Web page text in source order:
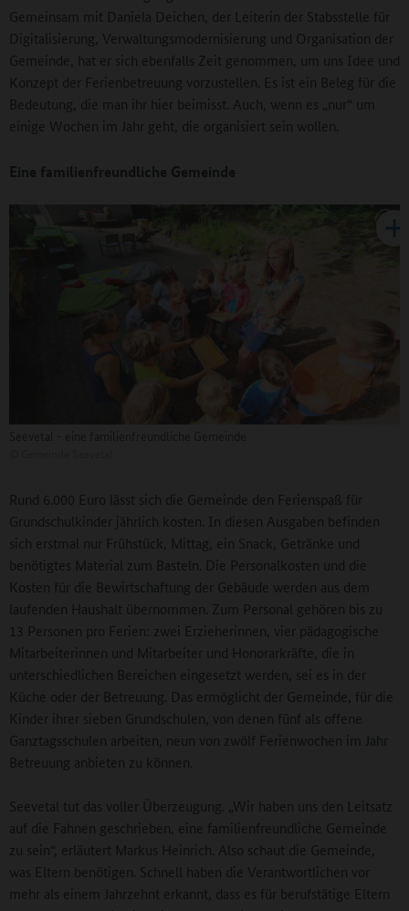
Gemeinsam mit Daniela Deichen, der Leiterin der Stabsstelle für
Digitalisierung, Verwaltungsmodernisierung und Organisation der
Gemeinde, hat er sich ebenfalls Zeit genommen, um uns Idee und
Konzept der Ferienbetreuung vorzustellen. Es ist ein Beleg für die
Bedeutung, die man ihr hier beimisst. Auch, wenn es „nur“ um
einige Wochen im Jahr geht, die organisiert sein wollen.
Eine familienfreundliche Gemeinde
Rund 6.000 Euro lässt sich die Gemeinde den Ferienspaß für
Grundschulkinder jährlich kosten. In diesen Ausgaben befinden
sich erstmal nur Frühstück, Mittag, ein Snack, Getränke und
benötigtes Material zum Basteln. Die Personalkosten und die
Kosten für die Bewirtschaftung der Gebäude werden aus dem
laufenden Haushalt übernommen. Zum Personal gehören bis zu
13 Personen pro Ferien: zwei Erzieherinnen, vier pädagogische
Mitarbeiterinnen und Mitarbeiter und Honorarkräfte, die in
unterschiedlichen Bereichen eingesetzt werden, sei es in der
Küche oder der Betreuung. Das ermöglicht der Gemeinde, für die
Kinder ihrer sieben Grundschulen, von denen fünf als offene
Ganztagsschulen arbeiten, neun von zwölf Ferienwochen im Jahr
Betreuung anbieten zu können.
Seevetal tut das voller Überzeugung. „Wir haben uns den Leitsatz
auf die Fahnen geschrieben, eine familienfreundliche Gemeinde
zu sein“, erläutert Markus Heinrich. Also schaut die Gemeinde,
was Eltern benötigen. Schnell haben die Verantwortlichen vor
mehr als einem Jahrzehnt erkannt, dass es für berufstätige Eltern